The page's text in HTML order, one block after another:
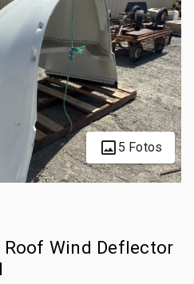
5 Fotos
Wind Deflector